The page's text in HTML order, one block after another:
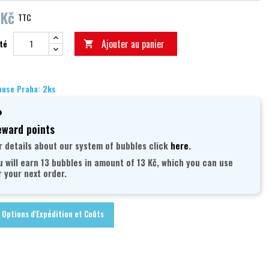
TTC
 Ajouter au panier
Praha: 2ks
points
details about our system of bubbles click here.
will earn 13 bubbles in amount of 13 Kč, which you can use
your next order.
Options d'Expédition et Coûts